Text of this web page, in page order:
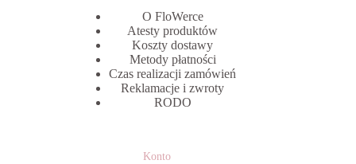
O FloWerce
Atesty produktów
Koszty dostawy
Metody płatności
Czas realizacji zamówień
Reklamacje i zwroty
RODO
Konto